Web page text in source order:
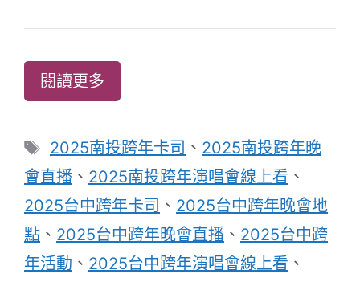
閱讀更多
標
籤
2025南投跨年卡司 、 2025南投跨年晚
會直播 、 2025南投跨年演唱會線上看 、
2025台中跨年卡司 、 2025台中跨年晚會地
點 、 2025台中跨年晚會直播 、 2025台中跨
年活動 、 2025台中跨年演唱會線上看 、